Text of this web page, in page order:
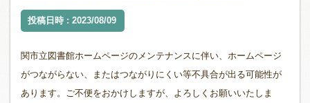
投稿日時 : 2023/08/09
関市立図書館ホームページのメンテナンスに伴い、 ホームページ
がつながらない、またはつながりにくい等不具合が出る可能性が
あります。 ご不便をおかけしますが、よろしくお願いいたしま